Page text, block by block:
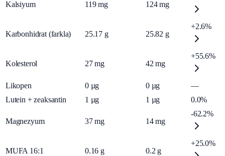
Kalsiyum 119 mg 124 mg
Karbonhidrat (farkla) 25.17 g 25.82 g
+2.6%
Kolesterol 27 mg 42 mg
+55.6%
Likopen 0 µg 0 µg
—
Lutein + zeaksantin
1 µg 1 µg 0.0%
Magnezyum 37 mg 14 mg
-62.2%
MUFA 16:1 0.16 g 0.2 g
+25.0%